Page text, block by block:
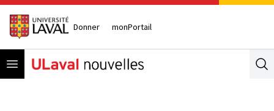
Donner monPortail
Open menu